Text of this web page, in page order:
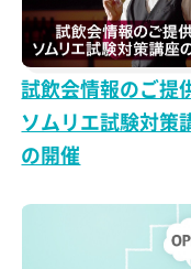
試飲会情報のご提
ソムリエ試験対策
の開催